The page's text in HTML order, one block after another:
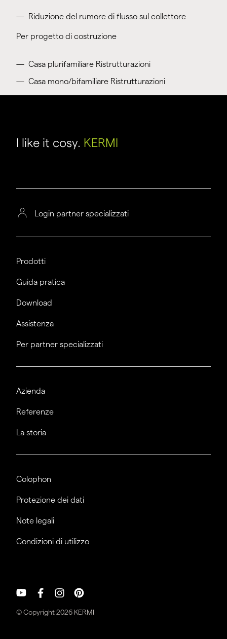
Riduzione del rumore di flusso sul collettore
Per progetto di costruzione
Casa plurifamiliare Ristrutturazioni
Casa mono/bifamiliare Ristrutturazioni
I like it cosy. KERMI
Login partner specializzati
Prodotti
Guida pratica
Download
Assistenza
Per partner specializzati
Azienda
Referenze
La storia
Colophon
Protezione dei dati
Note legali
Condizioni di utilizzo
© Copyright 2026 KERMI